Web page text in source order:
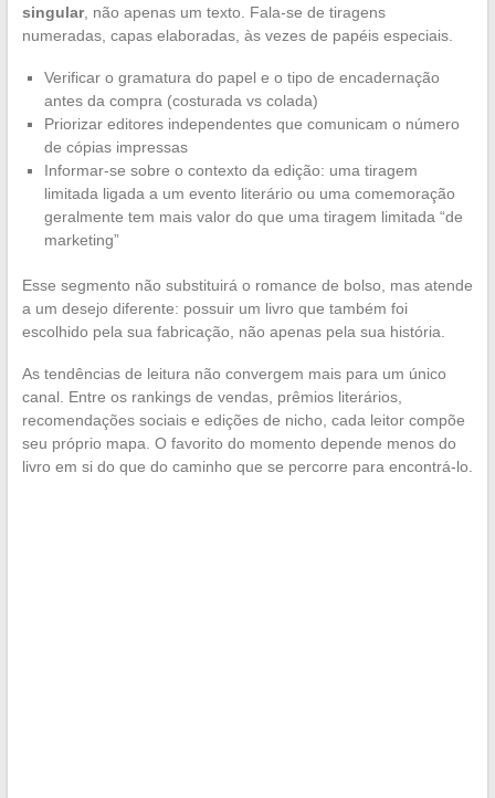
singular, não apenas um texto. Fala-se de tiragens
numeradas, capas elaboradas, às vezes de papéis especiais.
Verificar o gramatura do papel e o tipo de encadernação
antes da compra (costurada vs colada)
Priorizar editores independentes que comunicam o número
de cópias impressas
Informar-se sobre o contexto da edição: uma tiragem
limitada ligada a um evento literário ou uma comemoração
geralmente tem mais valor do que uma tiragem limitada “de
marketing”
Esse segmento não substituirá o romance de bolso, mas atende
a um desejo diferente: possuir um livro que também foi
escolhido pela sua fabricação, não apenas pela sua história.
As tendências de leitura não convergem mais para um único
canal. Entre os rankings de vendas, prêmios literários,
recomendações sociais e edições de nicho, cada leitor compõe
seu próprio mapa. O favorito do momento depende menos do
livro em si do que do caminho que se percorre para encontrá-lo.